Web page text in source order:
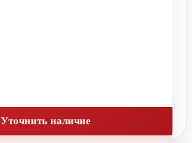
Уточнить наличие